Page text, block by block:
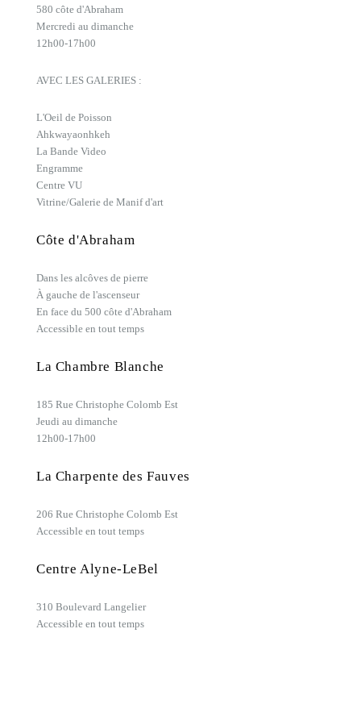
580 côte d'Abraham
Mercredi au dimanche
12h00-17h00
AVEC LES GALERIES :
L'Oeil de Poisson
Ahkwayaonhkeh
La Bande Video
Engramme
Centre VU
Vitrine/Galerie de Manif d'art
Côte d'Abraham
Dans les alcôves de pierre
À gauche de l'ascenseur
En face du 500 côte d'Abraham
Accessible en tout temps
La Chambre Blanche
185 Rue Christophe Colomb Est
Jeudi au dimanche
12h00-17h00
La Charpente des Fauves
206 Rue Christophe Colomb Est
Accessible en tout temps
Centre Alyne-LeBel
310 Boulevard Langelier
Accessible en tout temps